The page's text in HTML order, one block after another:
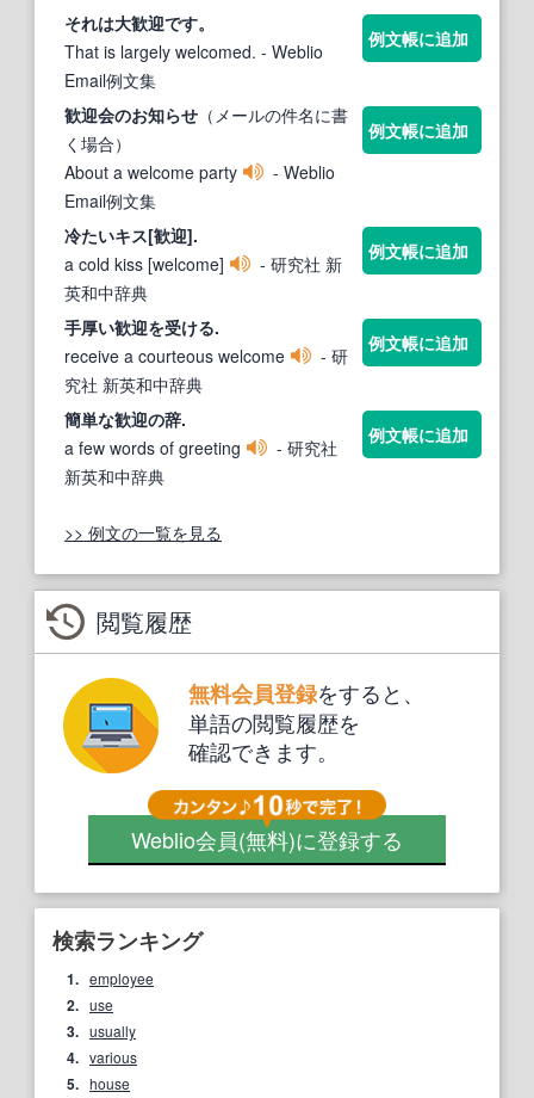
それは大歓迎です。
That is largely welcomed. - Weblio
Email例文集
例文帳に追加
歓迎会のお知らせ （メールの件名に書
く場合）
About a welcome party
- Weblio
Email例文集
例文帳に追加
冷たいキス[歓迎].
a cold kiss [welcome]
- 研究社 新
英和中辞典
例文帳に追加
手厚い歓迎を受ける.
receive a courteous welcome
- 研
究社 新英和中辞典
例文帳に追加
簡単な歓迎の辞.
a few words of greeting
- 研究社
新英和中辞典
例文帳に追加
>> 例文の一覧を見る
閲覧履歴
無料会員登録をすると、
単語の閲覧履歴を
確認できます。
Weblio会員(無料)に登録する
検索ランキング
1. employee
2. use
3. usually
4. various
5. house